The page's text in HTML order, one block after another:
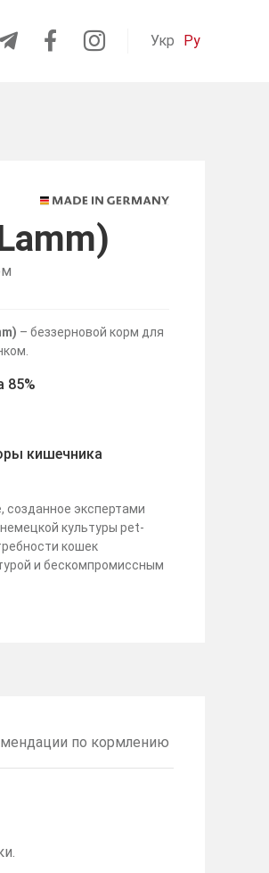
Укр Ру
– беззерновой корм для
85%
кишечника
созданное экспертами
культуры pet-
кошек
и бескомпромиссным
по кормлению